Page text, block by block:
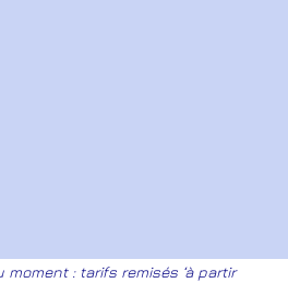
moment : tarifs remisés ‘à partir